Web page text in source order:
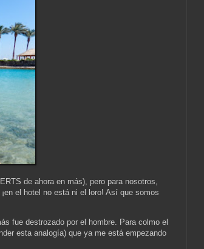
de ahora en más), pero para nosotros,
el hotel no está ni el loro! Así que somos
fue destrozado por el hombre. Para colmo el
esta analogía) que ya me está empezando